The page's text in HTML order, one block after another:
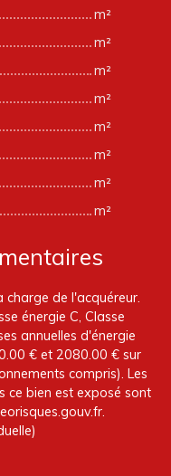
m²
m²
m²
m²
m²
m²
m²
m²
charge de l'acquéreur.
énergie C, Classe
annuelles d'énergie
€ et 2080.00 € sur
compris). Les
ce bien est exposé sont